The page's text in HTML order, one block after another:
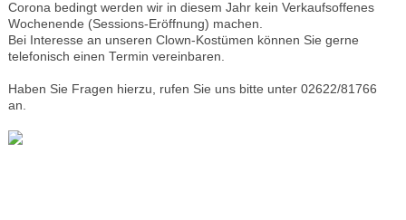
Corona bedingt werden wir in diesem Jahr kein Verkaufsoffenes
Wochenende (Sessions-Eröffnung) machen.
Bei Interesse an unseren Clown-Kostümen können Sie gerne
telefonisch einen Termin vereinbaren.
Haben Sie Fragen hierzu, rufen Sie uns bitte unter 02622/81766
an.